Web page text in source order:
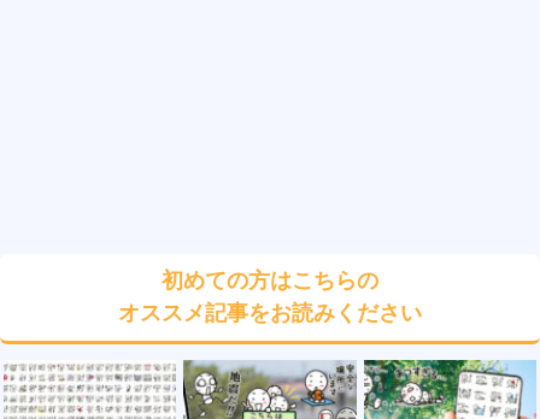
初めての方はこちらの
オススメ記事をお読みください